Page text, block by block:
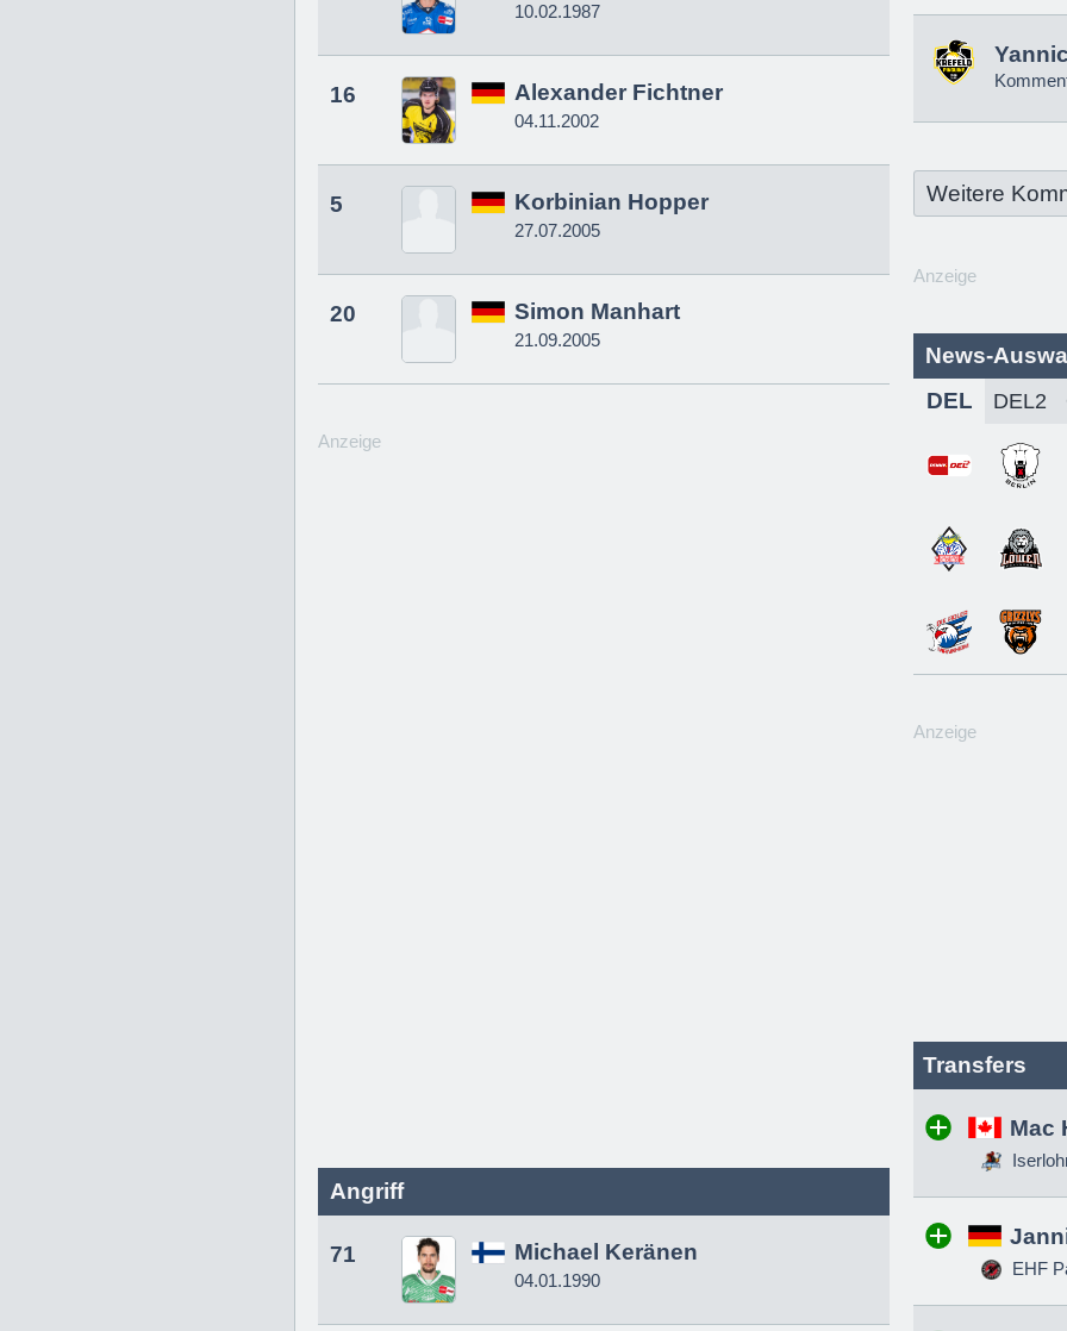
10.02.1987
16 Alexander Fichtner
04.11.2002
5 Korbinian Hopper
27.07.2005
20 Simon Manhart
21.09.2005
Anzeige
Angriff
71 Michael Keränen
04.01.1990
Weitere
Anzeige
News-
DEL
Anzeige
Transfers
Mac
EHF